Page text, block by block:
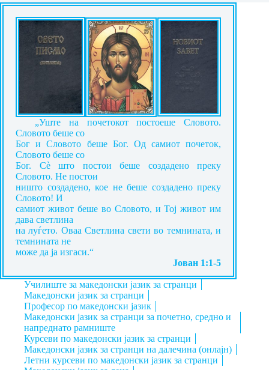
„Уште на почетокот постоеше Словото.
Словото беше со
Бог и Словото беше Бог. Од самиот почеток,
Словото беше со
Бог. Сè што постои беше создадено преку
Словото. Не постои
ништо создадено, кое не беше создадено преку
Словото! И
самиот живот беше во Словото, и Тој живот им
дава светлина
на луѓето. Оваа Светлина свети во темнината, и
темнината не
може да ја изгаси.“
Јован 1:1-5
Училиште за македонски јазик за странци
Mакедонски јазик за странци
Професор по македонски јазик
Mакедонски јазик за странци за почетно, средно и
напреднато рамниште
Курсеви по македонски јазик за странци
Македонски јазик за странци на далечина (онлајн)
Летни курсеви по македонски јазик за странци